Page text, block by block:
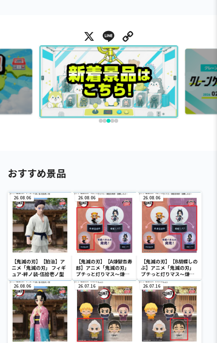
X Line
おすすめ景品
26.08.06
【鬼滅の刃】【狛治】ア
ニメ「鬼滅の刃」 フィギ
ュア-絆ノ装-伍拾壱ノ型
26.08.06
【鬼滅の刃】【A煉獄杏寿
郎】アニメ「鬼滅の刃」
プチっと灯りマス～煉獄
杏寿郎・胡蝶しのぶ～
26.08.06
【鬼滅の刃】【B胡蝶しの
ぶ】アニメ「鬼滅の刃」
プチっと灯りマス～煉獄
杏寿郎・胡蝶しのぶ～
26.08.06 26.07.16 26.07.16